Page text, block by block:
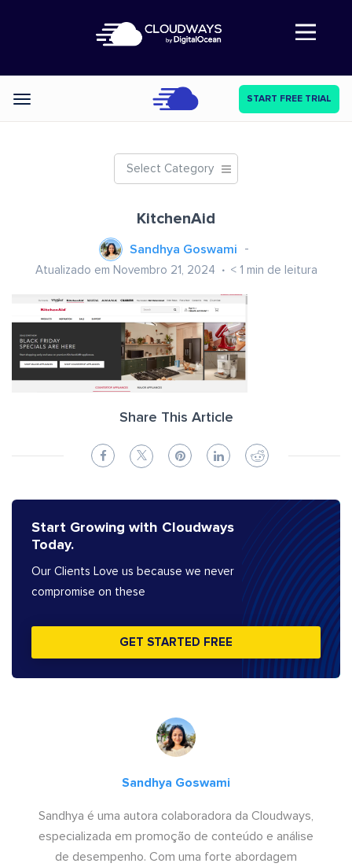
Abre a navegação
Categories START FREE TRIAL
Select Category
KitchenAid
Sandhya Goswami
Atualizado em Novembro 21, 2024 < 1 min de leitura
Share This Article
Start Growing with Cloudways
Today.
Our Clients Love us because we never
compromise on these
GET STARTED FREE
Sandhya Goswami
Sandhya é uma autora colaboradora da Cloudways,
especializada em promoção de conteúdo e análise
de desempenho. Com uma forte abordagem